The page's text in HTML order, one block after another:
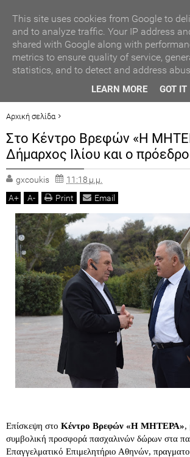
ΒΡΑΒΕΥΣΗ ΣΥΜΜΕΤΕΧΟΝΤΩΝ
Αρχική σελίδα
ΔΗΜΟΙ
Στο Κέντρο Βρεφών «Η ΜΗΤΕΡΑ» ο Δήμαρχος Ιλίου
Στο Κέντρο Βρεφών «Η
Δήμαρχος Ιλίου και ο
gxcoukis
11:18 μ.μ.
A+ A- Print Email
Επίσκεψη στο Κέντρο Βρεφών «Η ΜΗΤΕΡΑ»,
συμβολική προσφορά πασχαλινών δώρων στα
ΑΥΤΟΔΙΟΙΚΗΣΗ
ΠΟΛΙΤΙΚΗ
ΟΙΚΟΝΟΜΙΑ
ΓΕΓΟΝΟΤΑ
ΠΟΛΙΤ. ΒΗΜΑ
This site uses cookies from Google to
and to analyze traffic. Your IP address
shared with Google along with
metrics to ensure quality of service,
statistics, and to detect and address
LEARN MORE GOT IT